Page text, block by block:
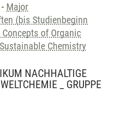
- Major
(bis Studienbeginn
Concepts of Organic
Chemistry
NACHHALTIGE
_ GRUPPE